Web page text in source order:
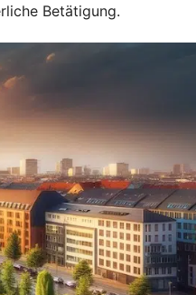
Betätigung.